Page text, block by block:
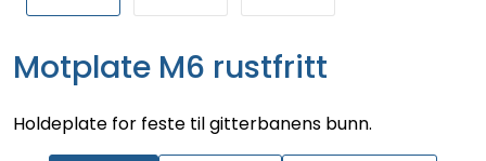
Motplate M6 rustfritt
Holdeplate for feste til gitterbanens bunn.